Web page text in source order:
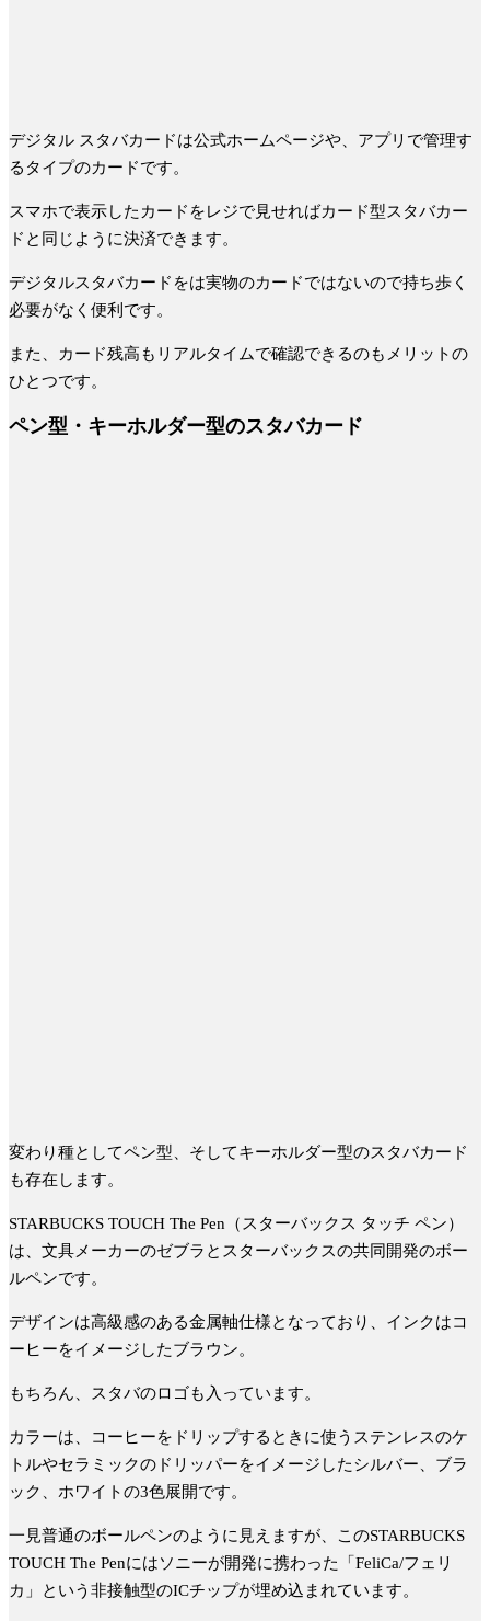
デジタル スタバカードは公式ホームページや、アプリで管理す
るタイプのカードです。
スマホで表示したカードをレジで見せればカード型スタバカー
ドと同じように決済できます。
デジタルスタバカードをは実物のカードではないので持ち歩く
必要がなく便利です。
また、カード残高もリアルタイムで確認できるのもメリットの
ひとつです。
ペン型・キーホルダー型のスタバカード
変わり種としてペン型、そしてキーホルダー型のスタバカード
も存在します。
STARBUCKS TOUCH The Pen（スターバックス タッチ ペン）
は、文具メーカーのゼブラとスターバックスの共同開発のボー
ルペンです。
デザインは高級感のある金属軸仕様となっており、インクはコ
ーヒーをイメージしたブラウン。
もちろん、スタバのロゴも入っています。
カラーは、コーヒーをドリップするときに使うステンレスのケ
トルやセラミックのドリッパーをイメージしたシルバー、ブラ
ック、ホワイトの3色展開です。
一見普通のボールペンのように見えますが、このSTARBUCKS
TOUCH The Penにはソニーが開発に携わった「FeliCa/フェリ
カ」という非接触型のICチップが埋め込まれています。